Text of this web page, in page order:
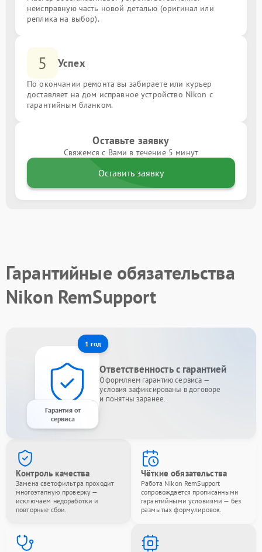
неисправную часть новой деталью (оригинал или
реплика на выбор).
5 Успех
По окончании ремонта вы забираете или курьер
доставляет на дом исправное устройство Nikon с
гарантийным бланком.
Оставьте заявку
Свяжемся с Вами в течение 5 минут
Оставить заявку
Гарантийные обязательства
Nikon RemSupport
1 год
Гарантия от
сервиса
Ответственность с гарантией
Оформляем гарантию сервиса —
условия зафиксированы в договоре
и понятны заранее.
Контроль качества
Замена светофильтра проходит
многоэтапную проверку —
исключаем недоработки и
повторные сбои.
Чёткие обязательства
Работа Nikon RemSupport
сопровождается прописанными
гарантийными условиями — без
размытых формулировок.